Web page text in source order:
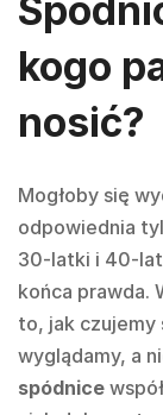
kogo
nosić?
Mogłoby się
odpowiednia
30-latki i 40-
końca prawda.
to, jak czujemy
wyglądamy, a
spódnice